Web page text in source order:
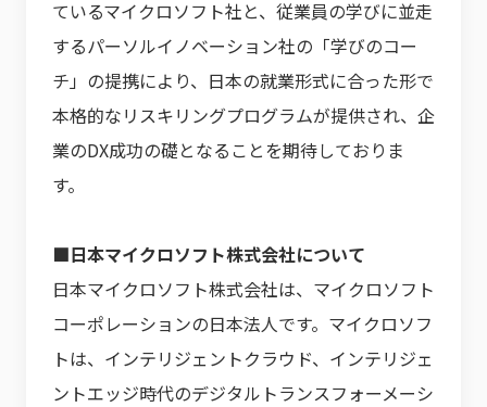
ているマイクロソフト社と、従業員の学びに並走
するパーソルイノベーション社の「学びのコー
チ」の提携により、日本の就業形式に合った形で
本格的なリスキリングプログラムが提供され、企
業のDX成功の礎となることを期待しておりま
す。
■日本マイクロソフト株式会社について
日本マイクロソフト株式会社は、マイクロソフト
コーポレーションの日本法人です。マイクロソフ
トは、インテリジェントクラウド、インテリジェ
ントエッジ時代のデジタルトランスフォーメーシ